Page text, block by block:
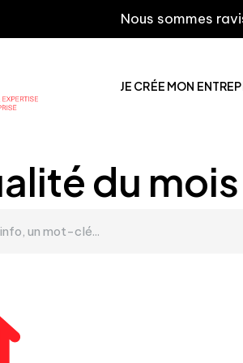
Nous sommes ravis
JE CRÉE MON
du mois